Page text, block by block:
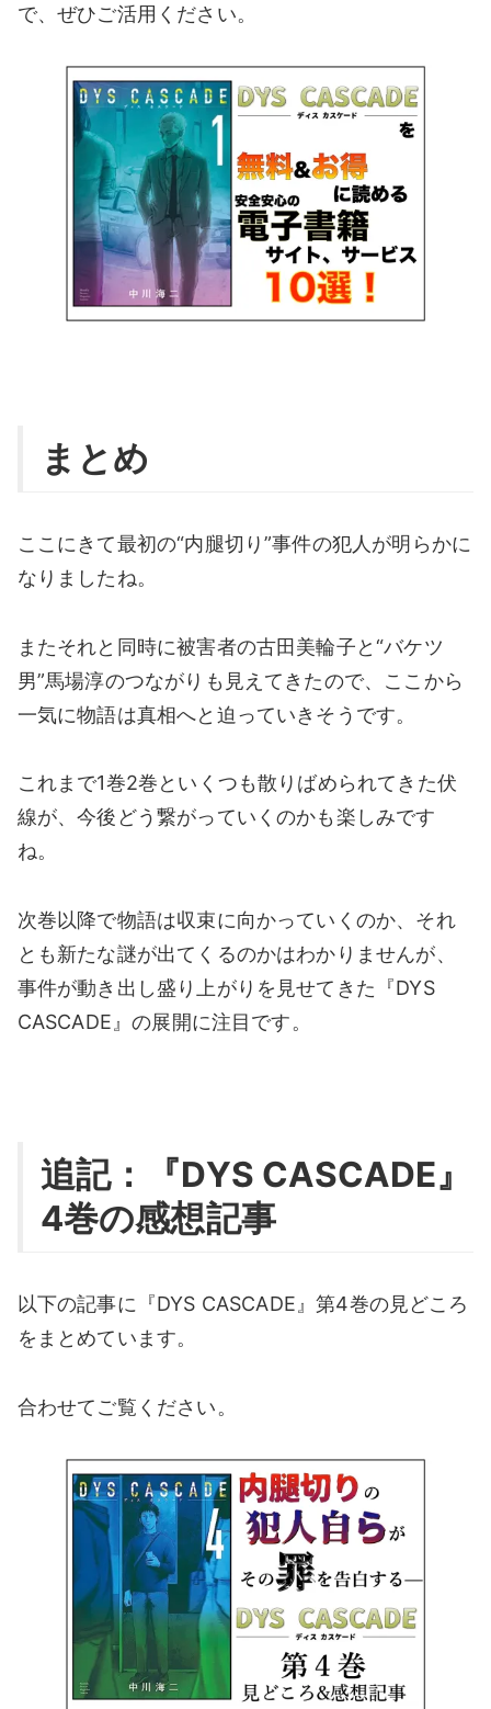
で、ぜひご活用ください。
まとめ
ここにきて最初の“内腿切り”事件の犯人が明らかに
なりましたね。
またそれと同時に被害者の古田美輪子と“バケツ
男”馬場淳のつながりも見えてきたので、ここから
一気に物語は真相へと迫っていきそうです。
これまで1巻2巻といくつも散りばめられてきた伏
線が、今後どう繋がっていくのかも楽しみです
ね。
次巻以降で物語は収束に向かっていくのか、それ
とも新たな謎が出てくるのかはわかりませんが、
事件が動き出し盛り上がりを見せてきた『DYS
CASCADE』の展開に注目です。
追記：『DYS CASCADE』
4巻の感想記事
以下の記事に『DYS CASCADE』第4巻の見どころ
をまとめています。
合わせてご覧ください。